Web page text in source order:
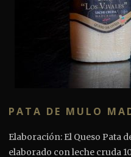
PATA DE MULO
Elaboración: El Queso Pata
elaborado con leche cruda